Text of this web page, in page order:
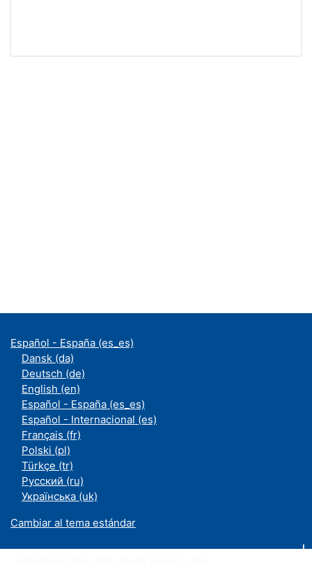
Español - España ‎(es_es)‎
Dansk ‎(da)‎
Deutsch ‎(de)‎
English ‎(en)‎
Español - España ‎(es_es)‎
Español - Internacional ‎(es)‎
Français ‎(fr)‎
Polski ‎(pl)‎
Türkçe ‎(tr)‎
Русский ‎(ru)‎
Українська ‎(uk)‎
Cambiar al tema estándar